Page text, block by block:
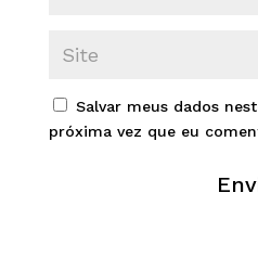
Salvar meus dados
próxima vez que eu